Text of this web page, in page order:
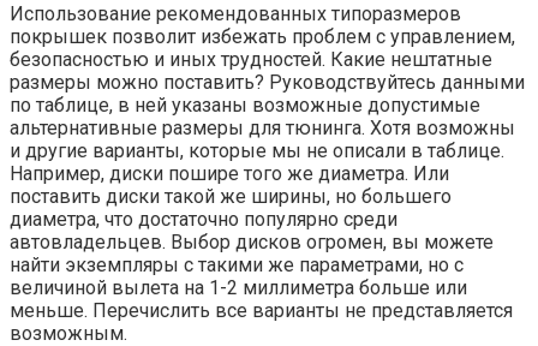
Использование рекомендованных типоразмеров
покрышек позволит избежать проблем с управлением,
безопасностью и иных трудностей. Какие нештатные
размеры можно поставить? Руководствуйтесь данными
по таблице, в ней указаны возможные допустимые
альтернативные размеры для тюнинга. Хотя возможны
и другие варианты, которые мы не описали в таблице.
Например, диски пошире того же диаметра. Или
поставить диски такой же ширины, но большего
диаметра, что достаточно популярно среди
автовладельцев. Выбор дисков огромен, вы можете
найти экземпляры с такими же параметрами, но с
величиной вылета на 1-2 миллиметра больше или
меньше. Перечислить все варианты не представляется
возможным.